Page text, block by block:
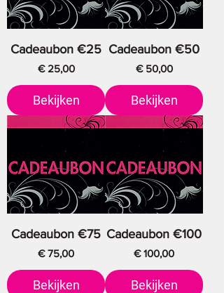
Cadeaubon €25
Prijs
€ 25,00
Bekijken
Cadeaubon €50
Prijs
€ 50,00
Bekijken
Cadeaubon €75
Prijs
€ 75,00
Bekijken
Cadeaubon €100
Prijs
€ 100,00
Bekijken